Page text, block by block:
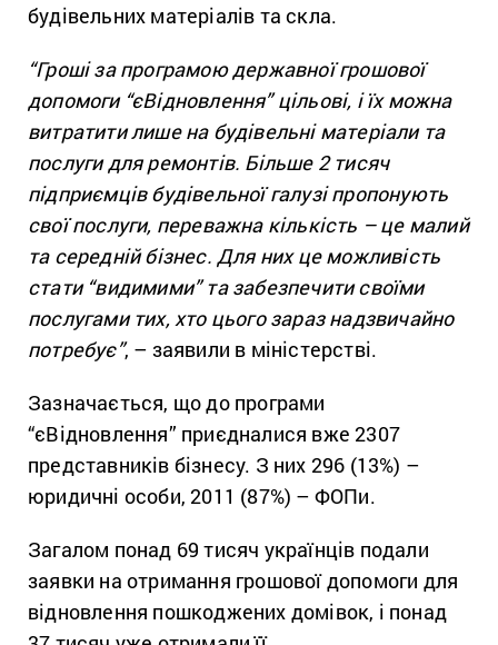
будівельних матеріалів та скла.
“Гроші за програмою державної грошової
допомоги “єВідновлення” цільові, і їх можна
витратити лише на будівельні матеріали та
послуги для ремонтів. Більше 2 тисяч
підприємців будівельної галузі пропонують
свої послуги, переважна кількість – це малий
та середній бізнес. Для них це можливість
стати “видимими” та забезпечити своїми
послугами тих, хто цього зараз надзвичайно
потребує”, – заявили в міністерстві.
Зазначається, що до програми
“єВідновлення” приєдналися вже 2307
представників бізнесу. З них 296 (13%) –
юридичні особи, 2011 (87%) – ФОПи.
Загалом понад 69 тисяч українців подали
заявки на отримання грошової допомоги для
відновлення пошкоджених домівок, і понад